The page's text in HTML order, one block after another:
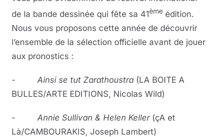
de la bande dessinée qui fête sa 41ème édition.
Nous vous proposons cette année de découvrir
l’ensemble de la sélection officielle avant de jouer
aux pronostics :
- Ainsi se tut Zarathoustra (LA BOITE A
BULLES/ARTE EDITIONS, Nicolas Wild)
- Annie Sullivan & Helen Keller(çA et
Là/CAMBOURAKIS, Joseph Lambert)